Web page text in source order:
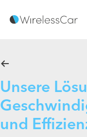
Unsere
und